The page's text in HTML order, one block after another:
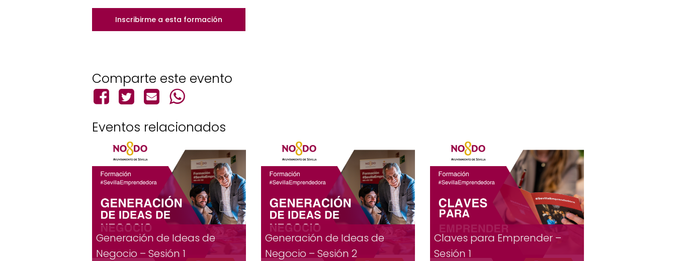
Inscribirme a esta formación
Comparte este evento
Eventos relacionados
Generación de Ideas de
Negocio – Sesión 1
Generación de Ideas de
Negocio – Sesión 2
Claves para Emprender –
Sesión 1